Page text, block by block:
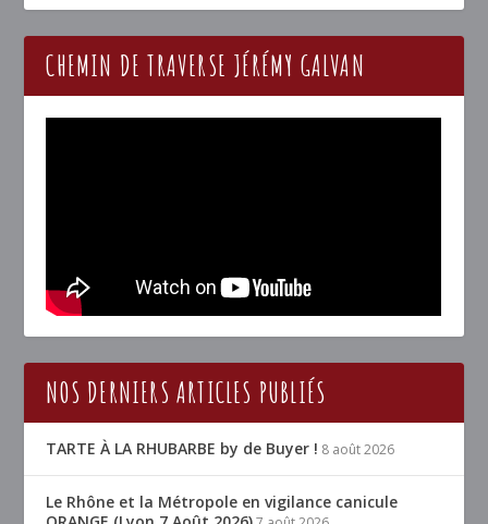
CHEMIN DE TRAVERSE JÉRÉMY GALVAN
NOS DERNIERS ARTICLES PUBLIÉS
TARTE À LA RHUBARBE by de Buyer ! 8 août 2026
Le Rhône et la Métropole en vigilance canicule